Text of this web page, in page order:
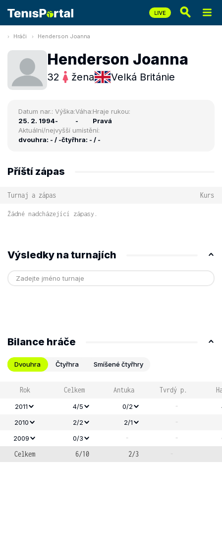
Hráči Henderson Joanna
Henderson Joanna
32 žena Velká Británie
Datum nar.:
25. 2. 1994
Výška:
-
Váha:
-
Hraje rukou:
Pravá
Aktuální/nejvyšší umístění:
dvouhra: - / -čtyřhra: - / -
Příští zápas
Turnaj a zápas Kurs
Žádné nadcházející zápasy.
Výsledky na turnajích
Bilance hráče
Dvouhra Čtyřhra Smíšené čtyřhry
Rok Celkem Antuka Tvrdý p.
2011 4/5 0/2 -
2010
2/2 2/1 -
2009 0/3 - -
Celkem 6/10 2/3 -